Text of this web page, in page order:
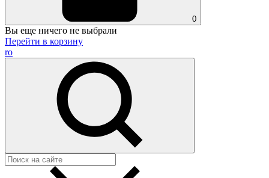
0
Вы еще ничего не выбрали
Перейти в корзину
ro